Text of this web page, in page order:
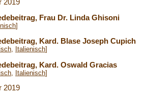
2019
Frau Dr. Linda Ghisoni
]
Kard. Blase Joseph Cupich
Italienisch]
Kard. Oswald Gracias
Italienisch]
2019